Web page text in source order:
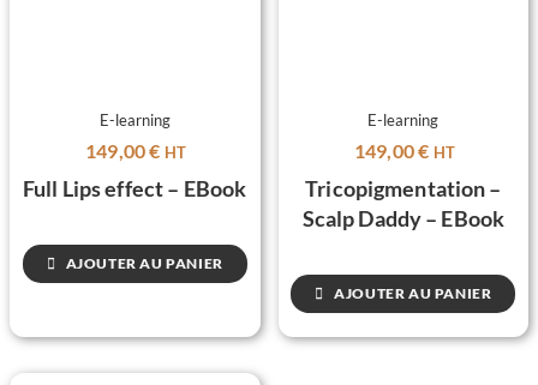
E-learning
149,00€ HT
Full Lips effect – EBook
AJOUTER AU PANIER
E-learning
149,00€ HT
Tricopigmentation –
Scalp Daddy – EBook
AJOUTER AU PANIER